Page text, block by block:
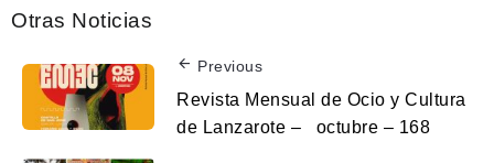
Otras Noticias
Previous
Revista Mensual de Ocio y Cultura
de Lanzarote – octubre – 168